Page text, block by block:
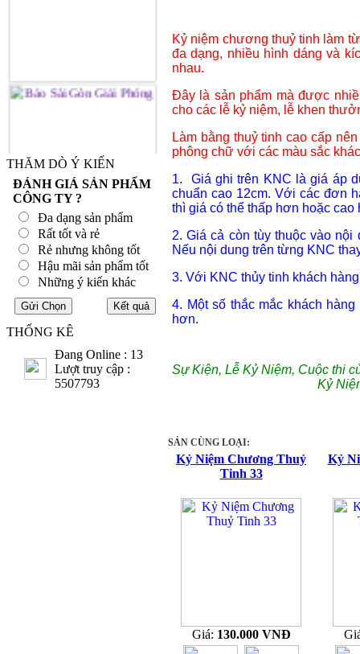
THĂM DÒ Ý KIẾN
ĐÁNH GIÁ SẢN PHẨM
CÔNG TY ?
Đa dạng sản phẩm
Rất tốt và rẻ
Rẻ nhưng không tốt
Hậu mãi sản phẩm tốt
Những ý kiến khác
THỐNG KÊ
Đang Online : 13
Lượt truy cập :
5507793
Kỷ niệm chương thuỷ tinh làm
đa dạng, nhiều hình dáng và
nhau.
Đây là sản phẩm mà được
cho các lễ kỷ niệm, lễ khen
Làm bằng thuỷ tinh cao cấp
phông chữ với các màu sắc
1. Giá ghi trên KNC là giá áp
chuẩn cao 12cm. Với các đơn
thì giá có thể thấp hơn hoặc cao
2. Giá cả còn tùy thuộc vào
Nếu nội dung trên từng KNC
3. Với KNC thủy tinh khách
4. Một số thắc mắc khách
hơn.
Sự Kiện, Lễ Kỷ Niệm, Cuộc thi
Kỷ
SẢN CÙNG LOẠI:
Kỷ Niệm Chương Thuỷ
Tinh 33
Giá: 130.000 VNĐ
Kỷ